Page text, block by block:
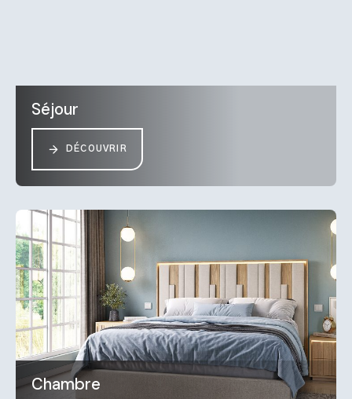
Séjour
DÉCOUVRIR
Chambre